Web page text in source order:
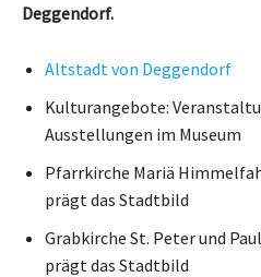
Deggendorf.
Altstadt von Deggendorf
Kulturangebote:
Ausstellungen im Museum
Pfarrkirche Mariä
prägt das Stadtbild
Grabkirche St. Peter und
prägt das Stadtbild